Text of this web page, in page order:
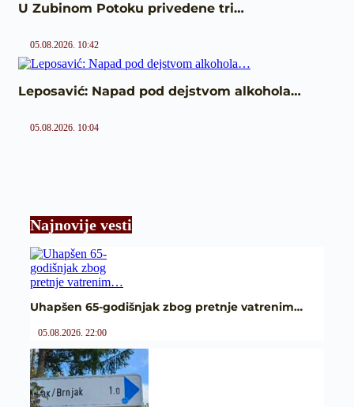
U Zubinom Potoku privedene tri…
05.08.2026. 10:42
Leposavić: Napad pod dejstvom alkohola…
05.08.2026. 10:04
Najnovije vesti
Uhapšen 65-godišnjak zbog pretnje vatrenim…
05.08.2026. 22:00